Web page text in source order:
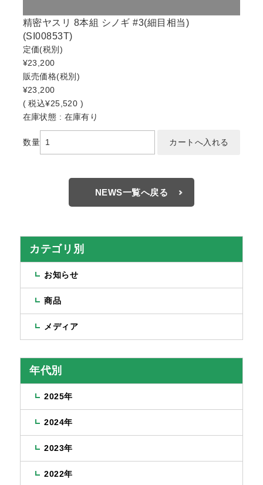
精密ヤスリ 8本組 シノギ #3(細目相当)
(SI00853T)
定価(税別)
¥23,200
販売価格(税別)
¥23,200
(税込¥25,520 )
在庫状態 : 在庫有り
数量
NEWS一覧へ戻る
カテゴリ別
お知らせ
商品
メディア
年代別
2025年
2024年
2023年
2022年